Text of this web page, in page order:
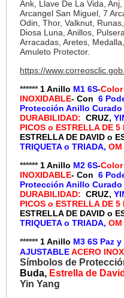
Ank, Llave De La Vida,
Arcangel San Miguel, 7
Odin, Thor, Valknut,
Diosa Luna, Anillos,
Arracadas, Aretes,
Amuleto Protector.
https://
****** 1 Anillo M1 6S-
INOXIDABLE- Con6
Protección Anillo
DURABILIDAD: CRUZ,
PICOS o ESTRELLA DE 5
ESTRELLA DE DAVID o
TRIQUETA o TRIADA,OM
****** 1 Anillo M2 6S-Color
INOXIDABLE- Con6
Protección Anillo
DURABILIDAD: CRUZ,
PICOS o ESTRELLA DE 5
ESTRELLA DE DAVID o
TRIQUETA o TRIADA,OM
****** 1 Anillo M3 6S Paz
AJUSTABLEACERO
Símbolos de
Buda, Estrella de
Yin Yang